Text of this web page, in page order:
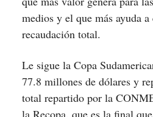
medios y el que más ayuda a
recaudación total.
Le sigue la Copa
77.8 millones de dólares y
total repartido por la